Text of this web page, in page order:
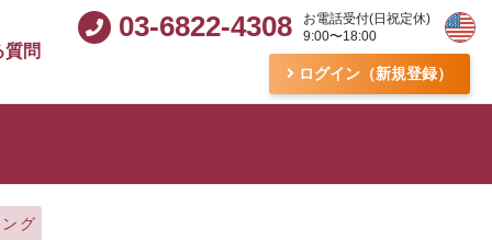
質問
03-6822-4308
お電話受付(日祝定休)
9:00〜18:00
ログイン（新規登録）
グ